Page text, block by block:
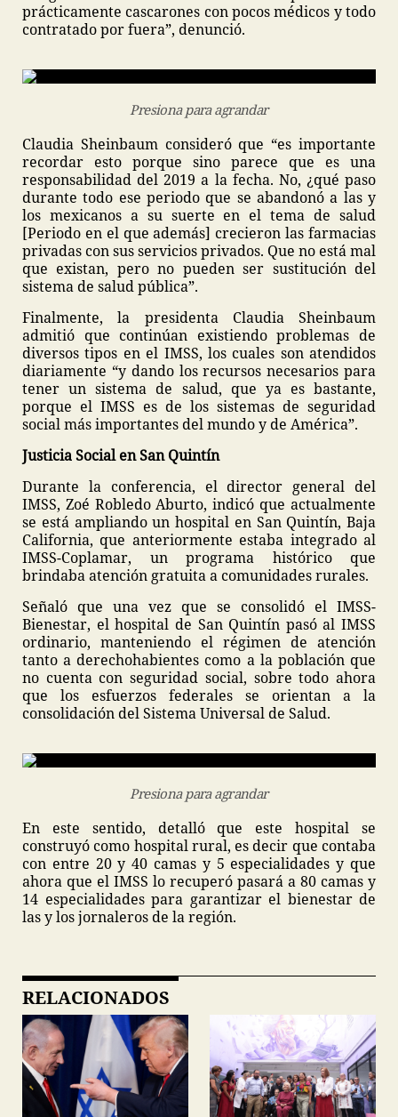
prácticamente cascarones con pocos médicos y todo
contratado por fuera”, denunció.
Presiona para agrandar
Claudia Sheinbaum consideró que “es importante
recordar esto porque sino parece que es una
responsabilidad del 2019 a la fecha. No, ¿qué paso
durante todo ese periodo que se abandonó a las y
los mexicanos a su suerte en el tema de salud
[Periodo en el que además] crecieron las farmacias
privadas con sus servicios privados. Que no está mal
que existan, pero no pueden ser sustitución del
sistema de salud pública”.
Finalmente, la presidenta Claudia Sheinbaum
admitió que continúan existiendo problemas de
diversos tipos en el IMSS, los cuales son atendidos
diariamente “y dando los recursos necesarios para
tener un sistema de salud, que ya es bastante,
porque el IMSS es de los sistemas de seguridad
social más importantes del mundo y de América”.
Justicia Social en San Quintín
Durante la conferencia, el director general del
IMSS, Zoé Robledo Aburto, indicó que actualmente
se está ampliando un hospital en San Quintín, Baja
California, que anteriormente estaba integrado al
IMSS-Coplamar, un programa histórico que
brindaba atención gratuita a comunidades rurales.
Señaló que una vez que se consolidó el IMSS-
Bienestar, el hospital de San Quintín pasó al IMSS
ordinario, manteniendo el régimen de atención
tanto a derechohabientes como a la población que
no cuenta con seguridad social, sobre todo ahora
que los esfuerzos federales se orientan a la
consolidación del Sistema Universal de Salud.
Presiona para agrandar
En este sentido, detalló que este hospital se
construyó como hospital rural, es decir que contaba
con entre 20 y 40 camas y 5 especialidades y que
ahora que el IMSS lo recuperó pasará a 80 camas y
14 especialidades para garantizar el bienestar de
las y los jornaleros de la región.
RELACIONADOS